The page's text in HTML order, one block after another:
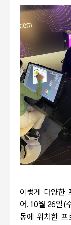
이렇게 다양한
어. 10월 26일(
동에 위치한 프